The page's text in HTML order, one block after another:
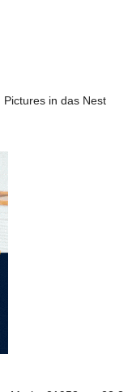
in das Nest